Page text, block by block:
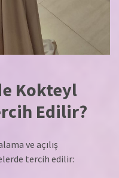
Kokteyl
Edilir?
ve açılış
tercih edilir: